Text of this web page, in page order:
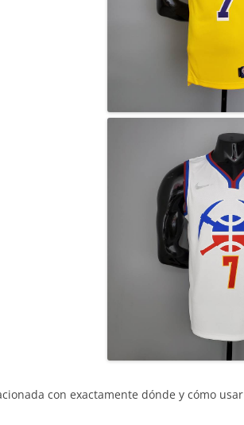
con exactamente dónde y cómo usar